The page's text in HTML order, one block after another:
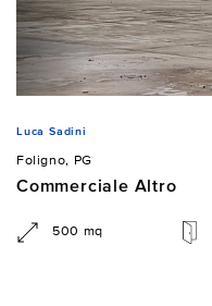
Luca Sadini
Foligno, PG
Commerciale Altro
500 mq